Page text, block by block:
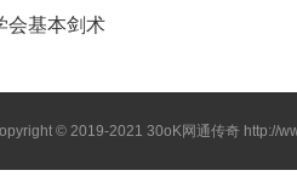
会基本剑术
© 2019-202130oK网通传奇 http://